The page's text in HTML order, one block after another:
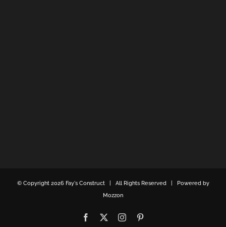
© Copyright 2026 Fay's Construct | All Rights Reserved | Powered by
Mozzon
Facebook Instagram